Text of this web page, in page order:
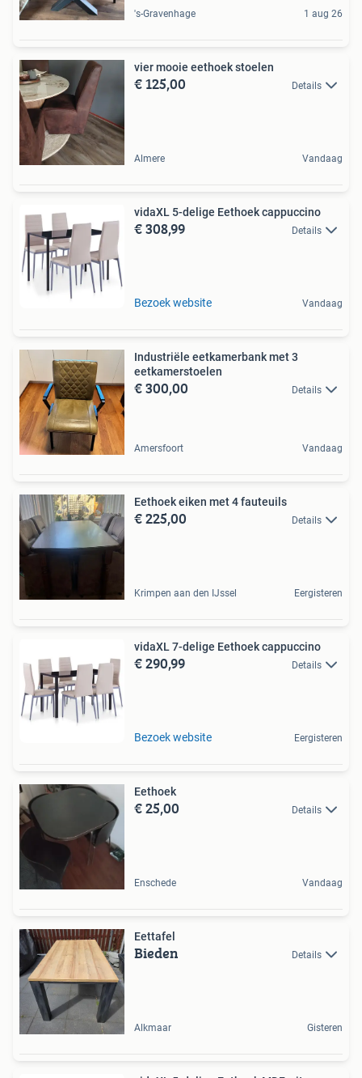
's-Gravenhage 1 aug 26
vier mooie eethoek stoelen
€ 125,00 Details
Almere Vandaag
vidaXL 5-delige Eethoek cappuccino
€ 308,99 Details
Bezoek website Vandaag
Industriële eetkamerbank met 3
eetkamerstoelen
€ 300,00 Details
Amersfoort Vandaag
Eethoek eiken met 4 fauteuils
€ 225,00 Details
Krimpen aan den IJssel Eergisteren
vidaXL 7-delige Eethoek cappuccino
€ 290,99 Details
Bezoek website Eergisteren
Eethoek
€ 25,00 Details
Enschede Vandaag
Eettafel
Bieden Details
Alkmaar Gisteren